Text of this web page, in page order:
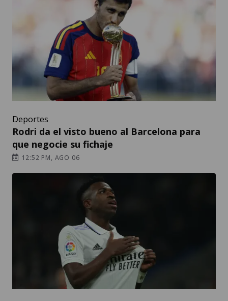
Deportes
Rodri da el visto bueno al Barcelona para
que negocie su fichaje
12:52 PM, AGO 06